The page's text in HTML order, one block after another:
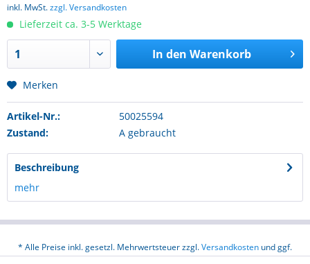
inkl. MwSt.zzgl. Versandkosten
Lieferzeit ca. 3-5 Werktage
In den Warenkorb
Merken
Artikel-Nr.:
50025594
Zustand:
A gebraucht
Beschreibung
mehr
* Alle Preise inkl. gesetzl. Mehrwertsteuer zzgl.Versandkosten und ggf.